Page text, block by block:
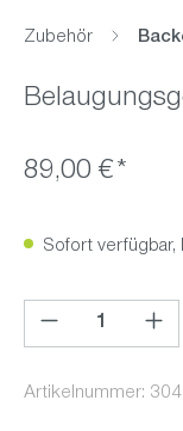
Zubehör
89,00 €*
Sofort verfügbar,
Produkt Anzahl:
Artikelnummer: